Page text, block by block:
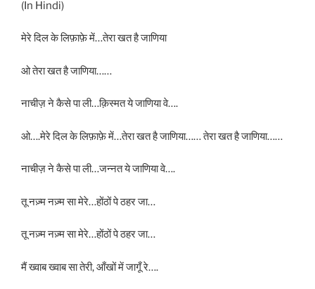
(In Hindi)
मेरे दिल के लिफ़ाफ़े में…तेरा खत है जाणिया
ओ तेरा खत है जाणिया……
नाचीज़ ने कैसे पा ली…क़िस्मत ये जाणिया वे….
ओ….मेरे दिल के लिफ़ाफ़े में…तेरा खत है जाणिया…… तेरा खत है जाणिया……
नाचीज़ ने कैसे पा ली…जन्नत ये जाणिया वे….
तू नज़्म नज़्म सा मेरे…होंठों पे ठहर जा…
तू नज़्म नज़्म सा मेरे…होंठों पे ठहर जा…
मैं ख्वाब ख्वाब सा तेरी, आँखों में जागूँ रे….